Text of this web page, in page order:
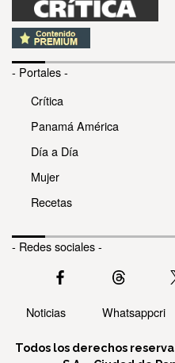
- Portales -
Crítica
Panamá América
Día a Día
Mujer
Recetas
- Redes sociales -
Noticias Whatsappcri
Todos los derechos